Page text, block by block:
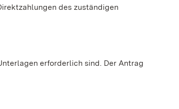
des zuständigen
erforderlich sind. Der Antrag